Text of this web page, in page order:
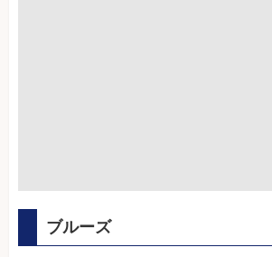
ブルーズ